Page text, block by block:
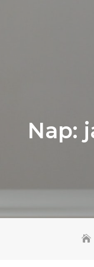
Nap: